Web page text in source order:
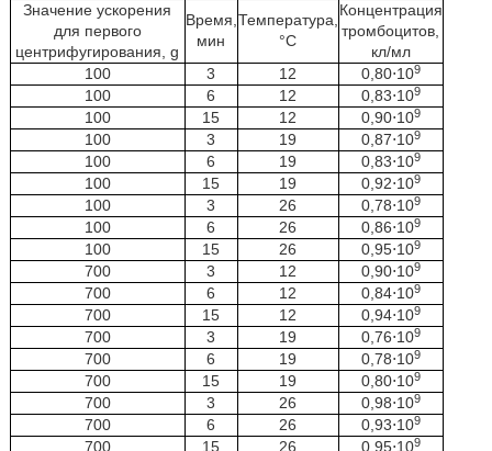
Значение ускорения
для первого
центрифугирования, g
Время,
мин
Температура,
°C
Концентрация
тромбоцитов,
кл/мл
100
3 12 0,80⋅109
100 6 12 0,83⋅109
100 15 12 0,90⋅109
100 3 19 0,87⋅109
100 6 19 0,83⋅109
100 15 19 0,92⋅109
100 3 26 0,78⋅109
100 6 26 0,86⋅109
100 15 26 0,95⋅109
700 3 12 0,90⋅109
700 6 12 0,84⋅109
700 15 12 0,94⋅109
700 3 19 0,76⋅109
700 6 19 0,78⋅109
700 15 19 0,80⋅109
700 3 26 0,98⋅109
700 6 26 0,93⋅109
700 15 26 0,95⋅109